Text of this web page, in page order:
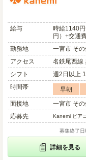
給与
時給1140
円）+交通
勤務地
一宮市 そ
アクセス
名鉄尾西線
シフト
週2日以上
時間帯
早朝
面接地
一宮市 そ
応募先
Kanemi ピア
募集終了
詳細を見る